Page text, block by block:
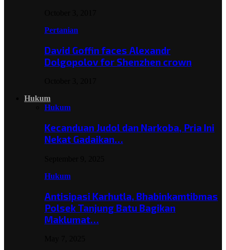
Pertanian
David Goffin faces Alexandr
Dolgopolov for Shenzhen crown
Hukum
Hukum
Kecanduan Judol dan Narkoba, Pria Ini
Nekat Gadaikan…
Hukum
Antisipasi Karhutla, Bhabinkamtibmas
Polsek Tanjung Batu Bagikan
Maklumat…